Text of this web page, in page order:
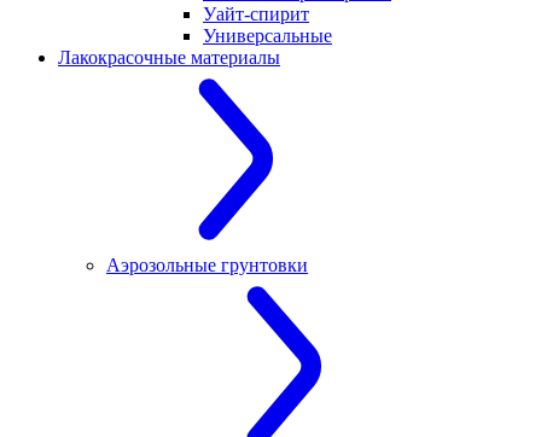
Уайт-спирит
Универсальные
Лакокрасочные материалы
Аэрозольные грунтовки